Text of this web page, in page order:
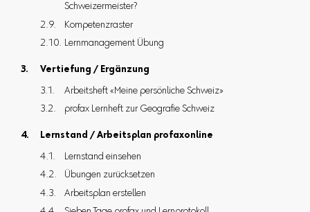
Schweizermeister?
Kompetenzraster
Lernmanagement Übung
Vertiefung / Ergänzung
Arbeitsheft «Meine persönliche Schweiz»
profax Lernheft zur Geografie Schweiz
Lernstand / Arbeitsplan profaxonline
Lernstand einsehen
Übungen zurücksetzen
Arbeitsplan erstellen